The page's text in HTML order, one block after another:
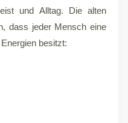
und Alltag. Die alten
dass jeder Mensch eine
besitzt: